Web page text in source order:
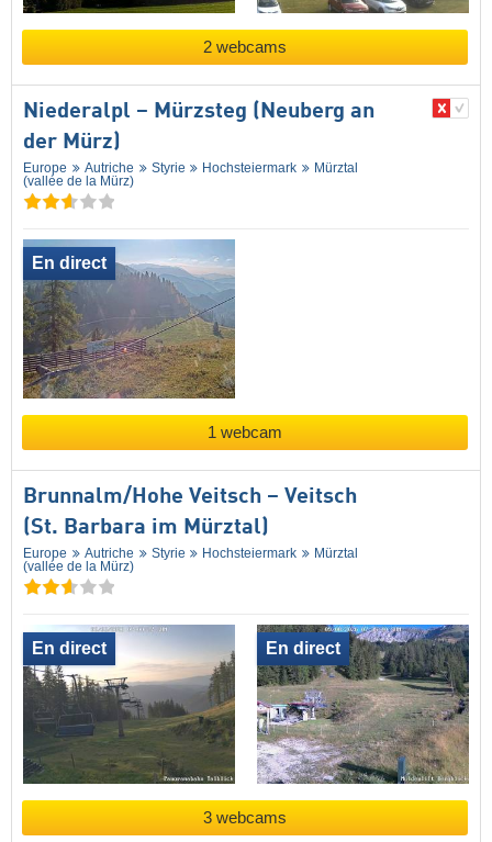
2 webcams
Niederalpl – Mürzsteg (Neuberg an
der Mürz)
Europe Autriche Styrie Hochsteiermark
Mürztal
(vallée de la Mürz)
En direct
1 webcam
Brunnalm/​Hohe Veitsch – Veitsch
(St. Barbara im Mürztal)
Europe Autriche Styrie Hochsteiermark
Mürztal
(vallée de la Mürz)
En direct En direct
3 webcams